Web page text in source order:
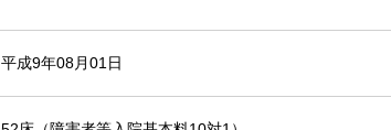
平成9年08月01日